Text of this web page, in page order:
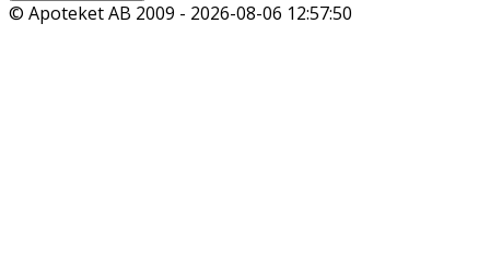
© Apoteket AB 2009 - 2026-08-06 12:57:50